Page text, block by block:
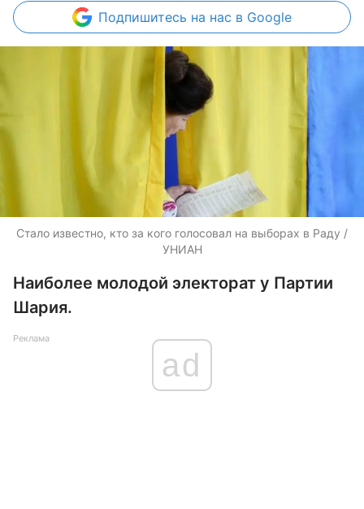
Подпишитесь на нас в Google
Стало известно, кто за кого голосовал на выборах в Раду /
УНИАН
Наиболее молодой электорат у Партии
Шария.
Реклама
ad